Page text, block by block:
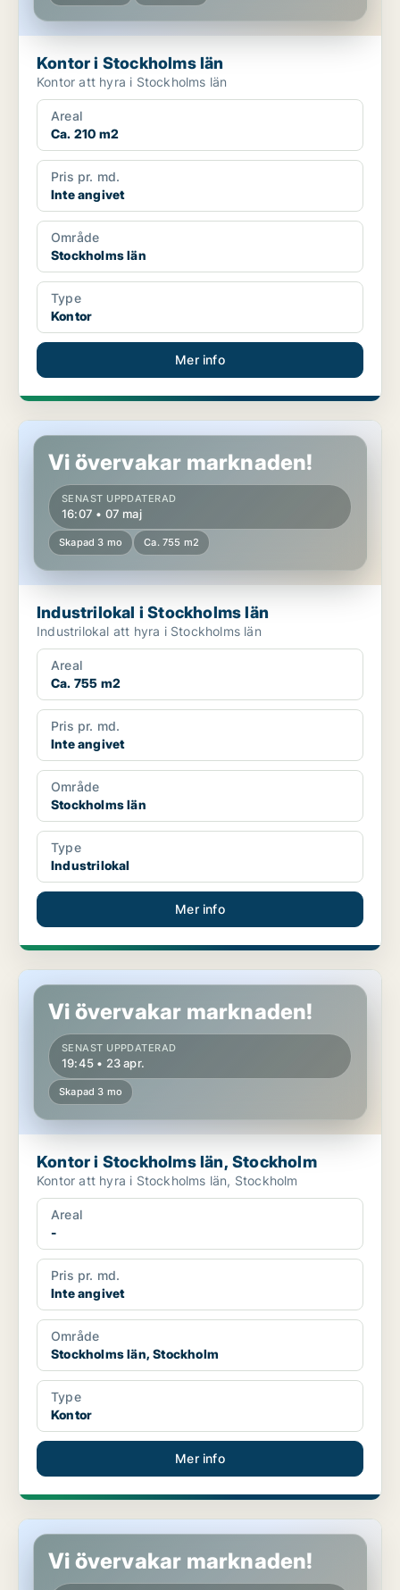
Kontor i Stockholms län
Kontor att hyra i Stockholms län
Areal
Ca. 210 m2
Pris pr. md.
Inte angivet
Område
Stockholms län
Type
Kontor
Mer info
Industrilokal i Stockholms län
Vi övervakar marknaden!
SENAST UPPDATERAD
16:07 • 07 maj
Skapad 3 mo Ca. 755 m2
Industrilokal i Stockholms län
Industrilokal att hyra i Stockholms län
Areal
Ca. 755 m2
Pris pr. md.
Inte angivet
Område
Stockholms län
Type
Industrilokal
Mer info
Kontor i Stockholms län, Stockholm
Vi övervakar marknaden!
SENAST UPPDATERAD
19:45 • 23 apr.
Skapad 3 mo
Kontor i Stockholms län, Stockholm
Kontor att hyra i Stockholms län, Stockholm
Areal
-
Pris pr. md.
Inte angivet
Område
Stockholms län, Stockholm
Type
Kontor
Mer info
Kontor i Stockholms län
Vi övervakar marknaden!